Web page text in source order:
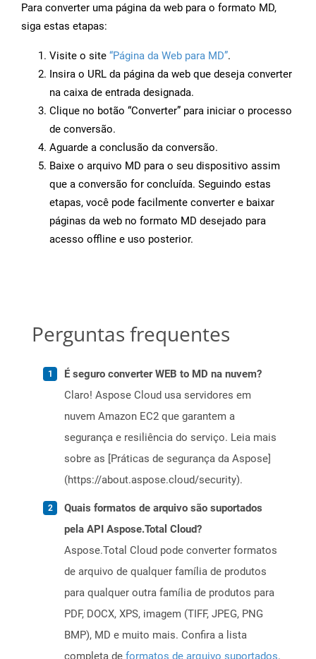
Para converter uma página da web para o formato MD,
siga estas etapas:
Visite o site “Página da Web para MD”.
Insira o URL da página da web que deseja converter
na caixa de entrada designada.
Clique no botão “Converter” para iniciar o processo
de conversão.
Aguarde a conclusão da conversão.
Baixe o arquivo MD para o seu dispositivo assim
que a conversão for concluída. Seguindo estas
etapas, você pode facilmente converter e baixar
páginas da web no formato MD desejado para
acesso offline e uso posterior.
Perguntas frequentes
É seguro converter WEB to MD na nuvem?
Claro! Aspose Cloud usa servidores em
nuvem Amazon EC2 que garantem a
segurança e resiliência do serviço. Leia mais
sobre as [Práticas de segurança da Aspose]
(https://about.aspose.cloud/security).
Quais formatos de arquivo são suportados
pela API Aspose.Total Cloud?
Aspose.Total Cloud pode converter formatos
de arquivo de qualquer família de produtos
para qualquer outra família de produtos para
PDF, DOCX, XPS, imagem (TIFF, JPEG, PNG
BMP), MD e muito mais. Confira a lista
completa de formatos de arquivo suportados.